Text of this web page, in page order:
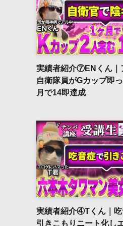
実績者紹介⑦ENくん｜
自衛隊員がGカップ即
月で14即達成
実績者紹介④Tくん｜
引きこもりニート化し